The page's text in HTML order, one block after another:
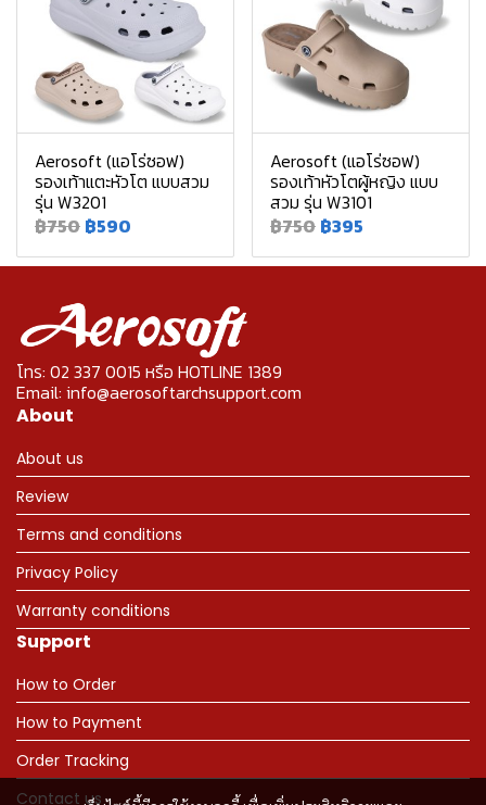
Aerosoft (แอโร่ซอฟ)
รองเท้าแตะหัวโต แบบสวม
รุ่น W3201
฿750 ฿590
Aerosoft (แอโร่ซอฟ)
รองเท้าหัวโตผู้หญิง แบบ
สวม รุ่น W3101
฿750 ฿395
โทร: 02 337 0015 หรือ HOTLINE 1389
Email: info@aerosoftarchsupport.com
About
About us
Review
Terms and conditions
Privacy Policy
Warranty conditions
Support
How to Order
How to Payment
Order Tracking
Contact us